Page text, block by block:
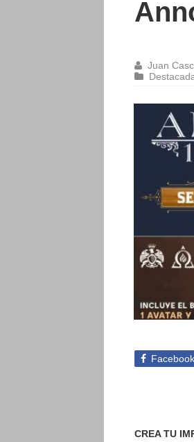
Juan
Facebook
CREA TU